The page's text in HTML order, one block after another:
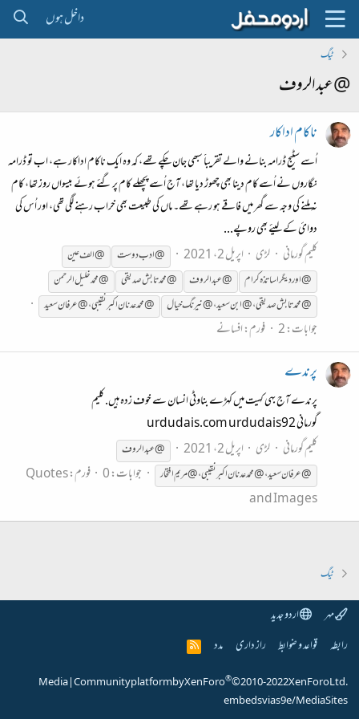
داخل ہوں
ٹیگ
@عبدالروف
ناکام اداکار
اُسے سٹیج ڈرامہ بنانے والے تقریباََ سبھی جان چکے تھے، کہ وہ ایک ناکام اداکار ہے، اب تو ڈرامہ
نگاروں نے اُسے کام دینا بھی چھوڑ دیا تھا، آج اُسے پچھلے کام پر گئے ہوئے بیسواں روز تھا، کام
نہ ملنے کی وجہ سے گھر میں فاقے ہو رہے تھے۔ ماں کی طبیعت بھی خراب رہنے لگی تھی، اور اُس کی
دوائ کے لیئے بھی روپے...
کلیم گورمانی لڑی اپریل 2، 2021 @ادب دوست
@الف عین
@اور دیگر اساتذہ کرام
@عبدالروف @محمد تابش صدیقی
@محمد خلیل الرحمن
@محمدتابش صدیقی ، @ابن سعید ، @نیرنگ خیال
@محمدعدنان اکبر نقیبی،@عرفان سعید
جوابات: 2 فورم:افسانے
پرندے
پرندے آج بهی کهیت میں کهڑے بناوٹی انسان سے خوف زدہ ہیں. کلیم
گورمانی urdudais.com urdudais92
کلیم گورمانی لڑی اپریل 2، 2021
@عبدالروف
@عرفان سعید،@محمد عدنان اکبر نقیبی، @مریم افتخار
جوابات: 0 فورم:Quotes
and Images
ٹیگ
مہر
اردو جدید
رابطہ قواعد و ضوابط راز داری مدد
R
S
Community platform by XenForo®© 2010-2022 XenForo Ltd.
|
Media
embeds via s9e/MediaSites